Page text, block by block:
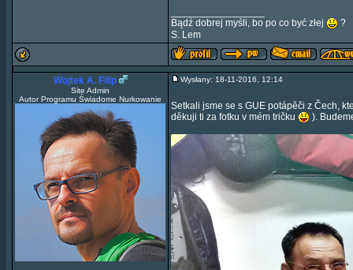
Bądź dobrej myśli, bo po co być złej
?
S. Lem
Wojtek A. Filip
Site Admin
Autor Programu Świadome Nurkowanie
Wysłany: 18-11-2016, 12:14
Setkali jsme se s GUE potápěči z Čech,
děkuji ti za fotku v mém tričku
).